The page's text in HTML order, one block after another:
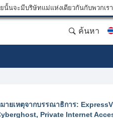
นั้นจะมีบริษัทแม่แห่งเดียวกันกับพวกเรา
ค้นหา
ายเหตุจากบรรณาธิการ:
Private Internet